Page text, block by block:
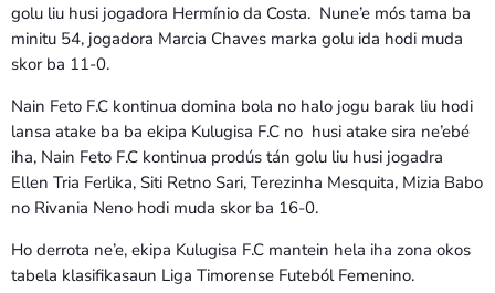
golu liu husi jogadora Hermínio da Costa. Nune’e mós tama ba
minitu 54, jogadora Marcia Chaves marka golu ida hodi muda
skor ba 11-0.
Nain Feto F.C kontinua domina bola no halo jogu barak liu hodi
lansa atake ba ba ekipa Kulugisa F.C no husi atake sira ne’ebé
iha, Nain Feto F.C kontinua prodús tán golu liu husi jogadra
Ellen Tria Ferlika, Siti Retno Sari, Terezinha Mesquita, Mizia Babo
no Rivania Neno hodi muda skor ba 16-0.
Ho derrota ne’e, ekipa Kulugisa F.C mantein hela iha zona okos
tabela klasifikasaun Liga Timorense Futeból Femenino.